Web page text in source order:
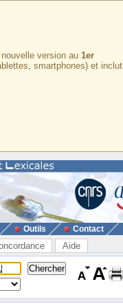
version au 1er
smartphones) et inclut
Outils Contact
Aide